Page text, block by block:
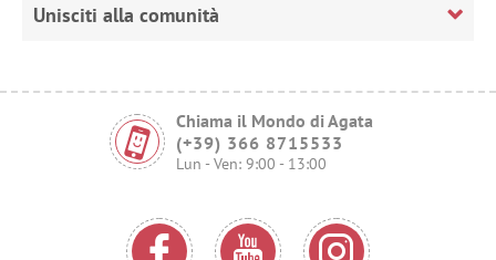
Unisciti alla comunità
Chiama il Mondo di Agata
(+39) 366 8715533
Lun - Ven: 9:00 - 13:00